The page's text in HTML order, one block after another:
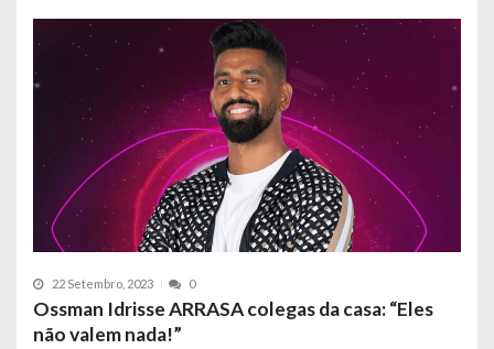
22 Setembro, 2023 0
Ossman Idrisse ARRASA colegas da casa: “Eles
não valem nada!”